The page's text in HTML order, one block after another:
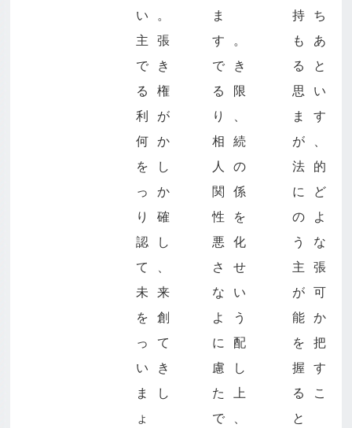
い。
主張
でき
る権
利が
何か
をし
っか
り確
認し
て、
未来
を創
って
いき
まし
ょ
ま
す。
でき
る限
り、
相続
人の
関係
性を
悪化
させ
ない
よう
に配
慮し
た上
で、
持ち
もあ
ると
思い
ます
が、
法的
にど
のよ
うな
主張
が可
能か
を把
握す
るこ
と